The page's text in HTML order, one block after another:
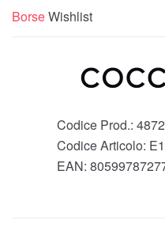
BorseWishlist
Codice Prod.:
Codice Articolo:
EAN: